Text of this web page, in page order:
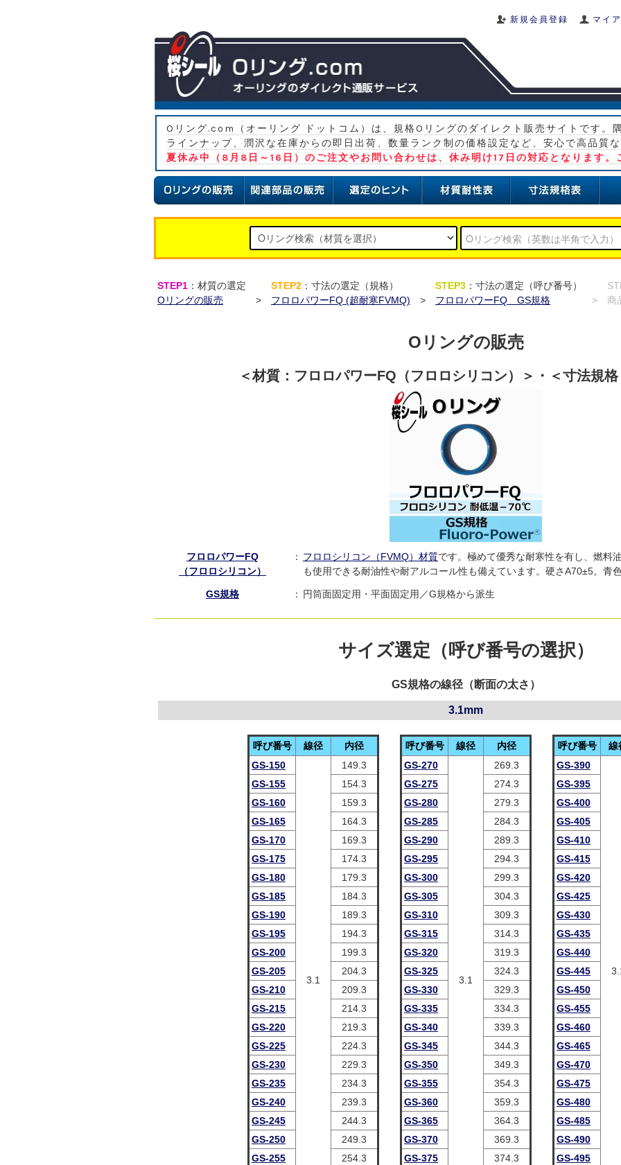
新規会員登録 マイ
Oリング.com（オーリング ドットコム）は、規格Oリングのダイレクト販売サイトです。
ラインナップ、潤沢な在庫からの即日出荷、数量ランク制の価格設定など、安心で高品質
夏休み中（8月8日～16日）のご注文やお問い合わせは、休み明け17日の対応となります。
STEP1 ：材質の選定
Oリングの販売
>
STEP2 ：寸法の選定（規格）
フロロパワーFQ (超耐寒FVMQ)
>
STEP3 ：寸法の選定（呼び番号）
フロロパワーFQ GS規格
>
商
Oリングの販売
＜材質：フロロパワーFQ（フロロシリコン）＞・＜寸法規
フロロパワーFQ
（フロロシリコン）
： フロロシリコン（FVMQ）材質です。極めて優秀な耐寒性を有し、燃料
も使用できる耐油性や耐アルコール性も備えています。硬さA70±5。青
GS規格 ： 円筒面固定用・平面固定用／G規格から派生
サイズ選定（呼び番号の選択）
GS規格の線径（断面の太さ）
3.1mm
呼び番号 線径
内径
GS-150
3.1
149.3
GS-155
154.3
GS-160
159.3
GS-165
164.3
GS-170
169.3
GS-175
174.3
GS-180
179.3
GS-185
184.3
GS-190
189.3
GS-195
194.3
GS-200
199.3
GS-205
204.3
GS-210
209.3
GS-215
214.3
GS-220
219.3
GS-225
224.3
GS-230
229.3
GS-235
234.3
GS-240
239.3
GS-245
244.3
GS-250
249.3
GS-255
254.3
呼び番号 線径
内径
GS-270
3.1
269.3
GS-275
274.3
GS-280
279.3
GS-285
284.3
GS-290
289.3
GS-295
294.3
GS-300
299.3
GS-305
304.3
GS-310
309.3
GS-315
314.3
GS-320
319.3
GS-325
324.3
GS-330
329.3
GS-335
334.3
GS-340
339.3
GS-345
344.3
GS-350
349.3
GS-355
354.3
GS-360
359.3
GS-365
364.3
GS-370
369.3
GS-375
374.3
呼び番号
線
GS-390
GS-395
GS-400
GS-405
GS-410
GS-415
GS-420
GS-425
GS-430
GS-435
GS-440
GS-445
GS-450
GS-455
GS-460
GS-465
GS-470
GS-475
GS-480
GS-485
GS-490
GS-495